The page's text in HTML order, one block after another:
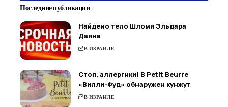
Последние публикации
Найдено тело Шломи Эльдара
Даяна
В ИЗРАИЛЕ
Стоп, аллергики! В Petit Beurre
«Вилли-Фуд» обнаружен кунжут
В ИЗРАИЛЕ